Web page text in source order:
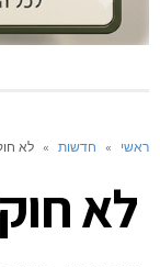
ראשי » חדשות » לא
לא